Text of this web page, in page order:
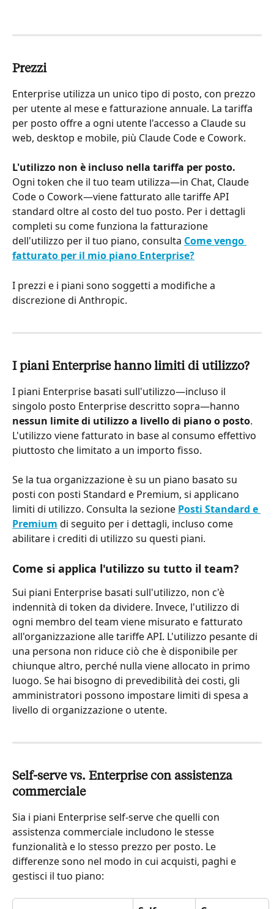
Prezzi
Enterprise utilizza un unico tipo di posto, con prezzo
per utente al mese e fatturazione annuale. La tariffa
per posto offre a ogni utente l'accesso a Claude su
web, desktop e mobile, più Claude Code e Cowork.
L'utilizzo non è incluso nella tariffa per posto.
Ogni token che il tuo team utilizza—in Chat, Claude
Code o Cowork—viene fatturato alle tariffe API
standard oltre al costo del tuo posto. Per i dettagli
completi su come funziona la fatturazione
dell'utilizzo per il tuo piano, consulta Come vengo
fatturato per il mio piano Enterprise?
I prezzi e i piani sono soggetti a modifiche a
discrezione di Anthropic.
I piani Enterprise hanno limiti di utilizzo?
I piani Enterprise basati sull'utilizzo—incluso il
singolo posto Enterprise descritto sopra—hanno
nessun limite di utilizzo a livello di piano o posto.
L'utilizzo viene fatturato in base al consumo effettivo
piuttosto che limitato a un importo fisso.
Se la tua organizzazione è su un piano basato su
posti con posti Standard e Premium, si applicano
limiti di utilizzo. Consulta la sezione Posti Standard e
Premium di seguito per i dettagli, incluso come
abilitare i crediti di utilizzo su questi piani.
Come si applica l'utilizzo su tutto il team?
Sui piani Enterprise basati sull'utilizzo, non c'è
indennità di token da dividere. Invece, l'utilizzo di
ogni membro del team viene misurato e fatturato
all'organizzazione alle tariffe API. L'utilizzo pesante di
una persona non riduce ciò che è disponibile per
chiunque altro, perché nulla viene allocato in primo
luogo. Se hai bisogno di prevedibilità dei costi, gli
amministratori possono impostare limiti di spesa a
livello di organizzazione o utente.
Self-serve vs. Enterprise con assistenza
commerciale
Sia i piani Enterprise self-serve che quelli con
assistenza commerciale includono le stesse
funzionalità e lo stesso prezzo per posto. Le
differenze sono nel modo in cui acquisti, paghi e
gestisci il tuo piano: